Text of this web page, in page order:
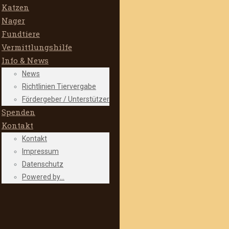
Katzen
Nager
Fundtiere
Vermittlungshilfe
Info & News
News
Richtlinien Tiervergabe
Fördergeber / Unterstützer
Spenden
Kontakt
Kontakt
Impressum
Datenschutz
Powered by…